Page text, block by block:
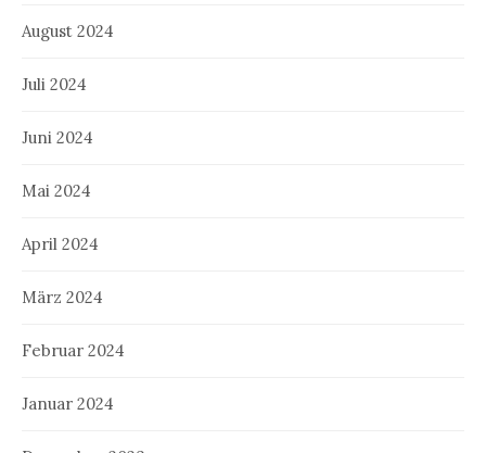
August 2024
Juli 2024
Juni 2024
Mai 2024
April 2024
März 2024
Februar 2024
Januar 2024